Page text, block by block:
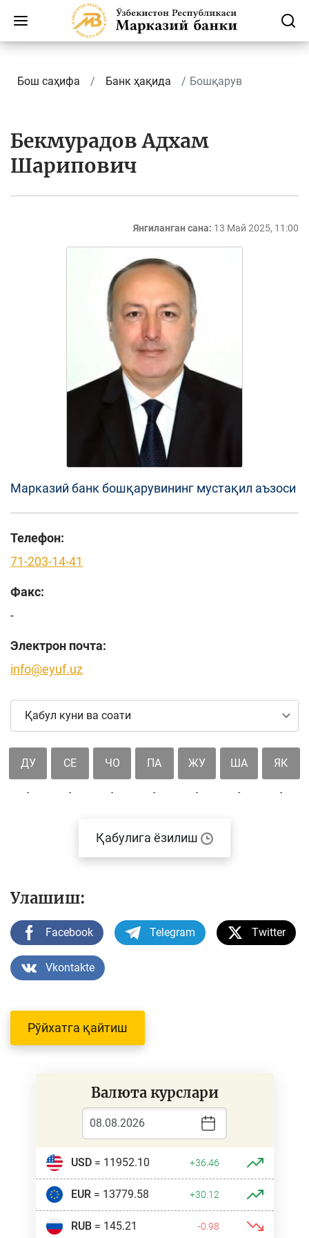
Бош саҳифа Банк ҳақида Бошқарув
Бекмурадов Адхам
Шарипович
Янгиланган сана: 13 Май 2025, 11:00
Марказий банк бошқарувининг мустақил аъзоси
Телефон:
71-203-14-41
Факс:
-
Электрон почта:
info@eyuf.uz
Қабул куни ва соати
ДУ
-
СЕ
-
ЧО
-
ПА
-
ЖУ
-
ША
-
ЯК
-
Қабулига ёзилиш
Улашиш:
Facebook Telegram Twitter
Vkontakte
Рўйхатга қайтиш
Валюта курслари
USD= 11952.10 +36.46
EUR= 13779.58 +30.12
RUB= 145.21 -0.98